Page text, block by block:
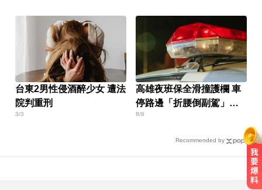
台東2男性侵酒醉少女 遭法
院判重刑
3/3
高雄夜班保全滑撞護欄 車
停路邊「折腰倒副駕」
亡！
8/6
Recommended by